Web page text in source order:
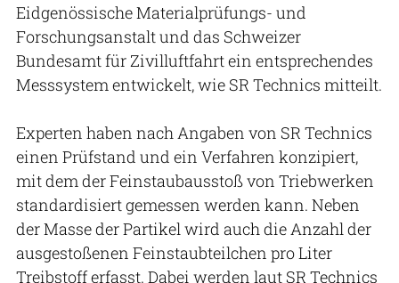
Eidgenössische Materialprüfungs- und
Forschungsanstalt und das Schweizer
Bundesamt für Zivilluftfahrt ein entsprechendes
Messsystem entwickelt, wie SR Technics mitteilt.
Experten haben nach Angaben von SR Technics
einen Prüfstand und ein Verfahren konzipiert,
mit dem der Feinstaubausstoß von Triebwerken
standardisiert gemessen werden kann. Neben
der Masse der Partikel wird auch die Anzahl der
ausgestoßenen Feinstaubteilchen pro Liter
Treibstoff erfasst. Dabei werden laut SR Technics